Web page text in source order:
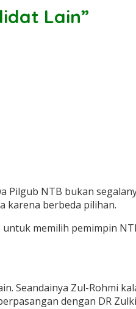
Lain”
Pilgub NTB bukan
karena berbeda pilihan.
untuk memilih pemimpin
Seandainya Zul-Rohmi
dengan DR